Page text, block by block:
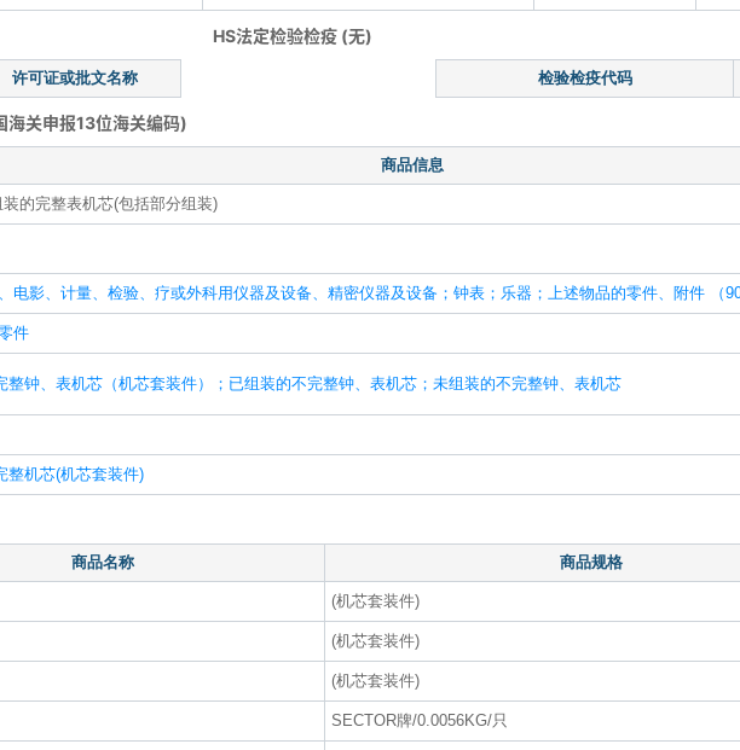
HS法定检验检疫 (无)
许可证或批文名称 检验检疫代码
关申报13位海关编码)
商品信息
装的完整表机芯(包括部分组装)
电影、计量、检验、疗或外科用仪器及设备、精密仪器及设备；钟表；乐器；上述物品的零件、附件 （
件
整钟、表机芯（机芯套装件）；已组装的不完整钟、表机芯；未组装的不完整钟、表机芯
整机芯(机芯套装件)
商品名称 商品规格
(机芯套装件)
(机芯套装件)
(机芯套装件)
SECTOR牌/0.0056KG/只